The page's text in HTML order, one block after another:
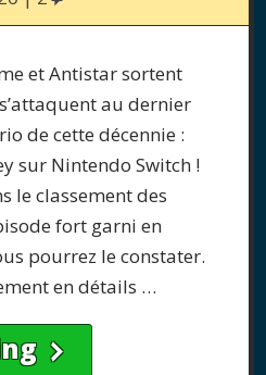
et Antistar sortent
au dernier
de cette décennie :
sur Nintendo Switch !
le classement des
fort garni en
pourrez le constater.
en détails …